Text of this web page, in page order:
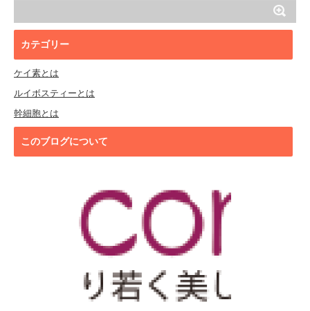
カテゴリー
ケイ素とは
ルイボスティーとは
幹細胞とは
このブログについて